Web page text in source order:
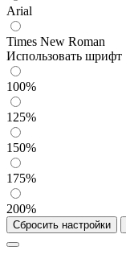
Arial
Times New Roman
Использовать шрифт
100%
125%
150%
175%
200%
Сбросить настройки